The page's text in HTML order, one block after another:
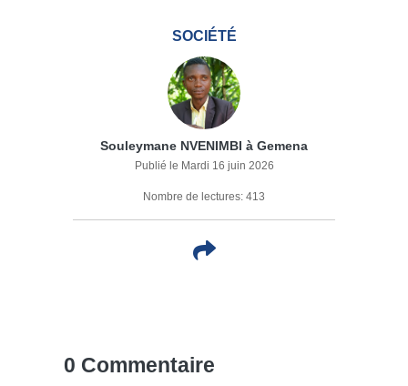
SOCIÉTÉ
Souleymane NVENIMBI à Gemena
Publié le Mardi 16 juin 2026
Nombre de lectures: 413
0 Commentaire